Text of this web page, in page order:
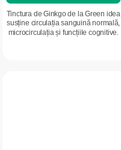
Tinctura de Ginkgo de la Green idea
susține circulația sanguină normală,
microcirculația și funcțiile cognitive.